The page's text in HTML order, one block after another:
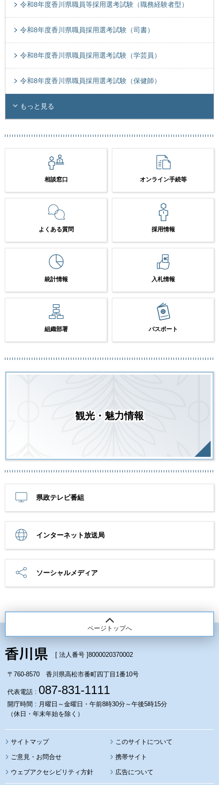
令和8年度香川県職員等採用選考試験（職務経験者型）
令和8年度香川県職員採用選考試験（司書）
令和8年度香川県職員採用選考試験（学芸員）
令和8年度香川県職員採用選考試験（保健師）
もっと見る
相談窓口 オンライン手続等
よくある質問 採用情報
統計情報 入札情報
組織部署 パスポート
観光・魅力情報
県政テレビ番組
インターネット放送局
ソーシャルメディア
ページトップへ
[ 法人番号 ]8000020370002
〒760-8570 香川県高松市番町四丁目1番10号
代表電話 : 087-831-1111
開庁時間 : 月曜日～金曜日・午前8時30分～午後5時15分
（休日・年末年始を除く）
サイトマップ このサイトについて
携帯サイト
ウェブアクセシビリティ方針 広告について